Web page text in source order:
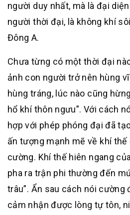
người duy nhất, mà là đại
người thời đại, là không khí
Đông A.
Chưa từng có một thời đại
ảnh con người trở nên hùng
hùng tráng, lúc nào cũng
hổ khí thôn ngưu”. Với cách
hợp với phép phóng đại đã
ấn tượng mạnh mẽ về khí thế
cường. Khí thế hiên ngang
pha ra trận phi thường đến
trâu”. Ẩn sau cách nói cường
cảm nhận được lòng tự tôn,